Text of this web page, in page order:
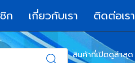
ก เกี่ยวกับเรา ติดต่อเรา
สินค้าที่เปิดดูล่าสุด